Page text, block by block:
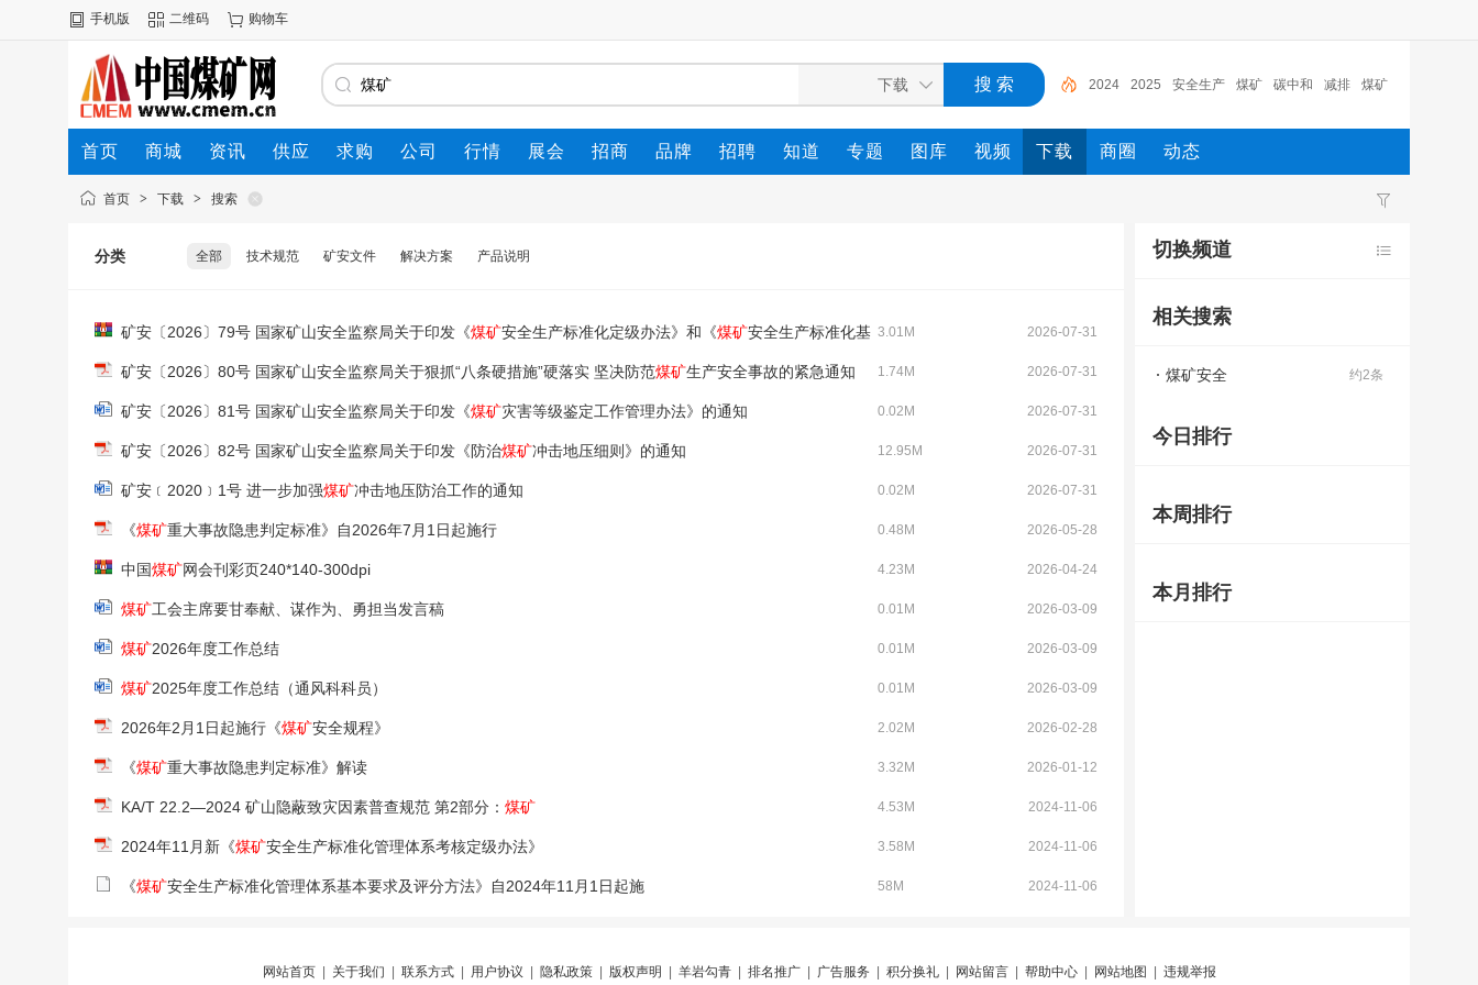
手机版 二维码 购物车
2024 2025 安全生产 煤矿 碳中和 减排 煤矿
安全 智慧仓储 通知 安全
首页 商城 资讯 供应 求购 公司 行情 展会 招商 品牌 招聘 知道 专题 图库 视频 下载 商圈 动态
首页 > 下载 > 搜索
分类 全部 技术规范 矿安文件 解决方案 产品说明
矿安〔2026〕79号 国家矿山安全监察局关于印发《煤矿安全生产标准化定级办法》和《煤矿安全生产标准化基
本要求及评分方法》的通知
3.01M 2026-07-31
矿安〔2026〕80号 国家矿山安全监察局关于狠抓“八条硬措施”硬落实 坚决防范煤矿生产安全事故的紧急通知 1.74M 2026-07-31
矿安〔2026〕81号 国家矿山安全监察局关于印发《煤矿灾害等级鉴定工作管理办法》的通知 0.02M 2026-07-31
矿安〔2026〕82号 国家矿山安全监察局关于印发《防治煤矿冲击地压细则》的通知 12.95M 2026-07-31
矿安﹝2020﹞1号 进一步加强煤矿冲击地压防治工作的通知 0.02M 2026-07-31
《煤矿重大事故隐患判定标准》自2026年7月1日起施行 0.48M 2026-05-28
中国煤矿网会刊彩页240*140-300dpi 4.23M 2026-04-24
煤矿工会主席要甘奉献、谋作为、勇担当发言稿 0.01M 2026-03-09
煤矿2026年度工作总结 0.01M 2026-03-09
煤矿2025年度工作总结（通风科科员） 0.01M 2026-03-09
2026年2月1日起施行《煤矿安全规程》 2.02M 2026-02-28
《煤矿重大事故隐患判定标准》解读 3.32M 2026-01-12
KA/T 22.2—2024 矿山隐蔽致灾因素普查规范 第2部分： 煤矿 4.53M 2024-11-06
2024年11月新《煤矿安全生产标准化管理体系考核定级办法》 3.58M 2024-11-06
《煤矿安全生产标准化管理体系基本要求及评分方法》自2024年11月1日起施 58M 2024-11-06
切换频道
相关搜索
约2条
煤矿安全
今日排行
本周排行
本月排行
网站首页| 关于我们 联系方式| 用户协议 隐私政策| 版权声明 羊岩勾青| 排名推广| 广告服务 积分换礼| 网站留言| 帮助中心| 网站地图 违规举报